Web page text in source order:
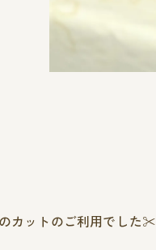
カットのご利用でした✂️